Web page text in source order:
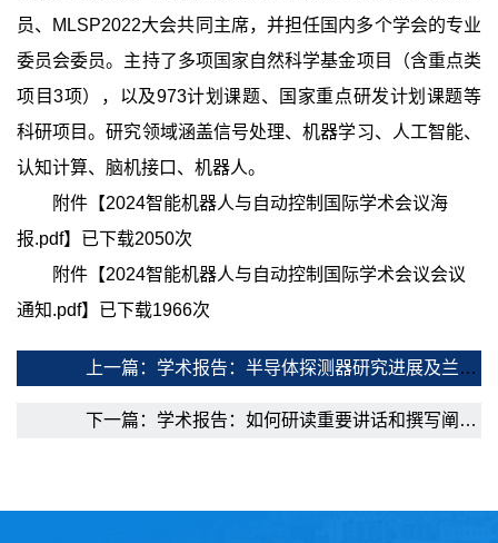
员、MLSP2022大会共同主席，并担任国内多个学会的专业
委员会委员。主持了多项国家自然科学基金项目（含重点类
项目3项），以及973计划课题、国家重点研发计划课题等
科研项目。研究领域涵盖信号处理、机器学习、人工智能、
认知计算、脑机接口、机器人。
附件【2024智能机器人与自动控制国际学术会议海
报.pdf】已下载2050次
附件【2024智能机器人与自动控制国际学术会议会议
通知.pdf】已下载1966次
上一篇：学术报告：半导体探测器研究进展及兰卡斯特大学研究生项目介绍
下一篇：学术报告：如何研读重要讲话和撰写阐释论文